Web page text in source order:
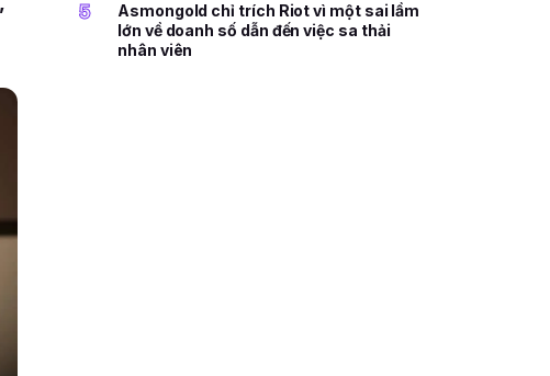
5
Asmongold chỉ trích Riot vì một sai lầm
lớn về doanh số dẫn đến việc sa thải
nhân viên